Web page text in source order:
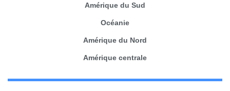
Amérique du Sud
Océanie
Amérique du Nord
Amérique centrale